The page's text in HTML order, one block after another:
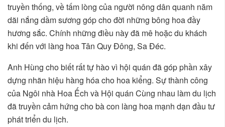
truyền thống, về tấm lòng của người nông dân quanh năm
dãi nắng dầm sương góp cho đời những bông hoa đầy
hương sắc. Chính những điều này đã mê hoặc du khách
khi đến với làng hoa Tân Quy Đông, Sa Đéc.
Anh Hùng cho biết rất tự hào vì hội quán đã góp phần xây
dựng nhãn hiệu hàng hóa cho hoa kiểng. Sự thành công
của Ngôi nhà Hoa Ếch và Hội quán Cùng nhau làm du lịch
đã truyền cảm hứng cho bà con làng hoa mạnh dạn đầu tư
phát triển du lịch.